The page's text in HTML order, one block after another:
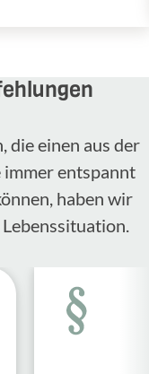
die einen aus der
immer entspannt
haben wir